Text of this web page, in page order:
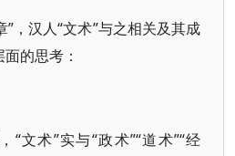
”，汉人“文术”与之相关及其成
的思考：
“文术”实与“政术”“道术”“经